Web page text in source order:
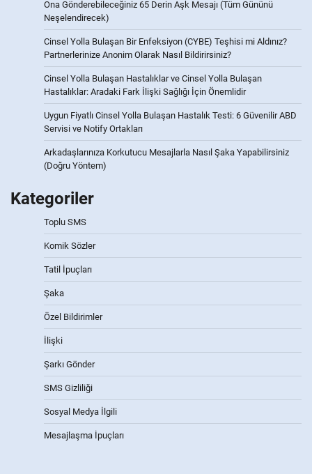
Ona Gönderebileceğiniz 65 Derin Aşk Mesajı (Tüm Gününü
Neşelendirecek)
Cinsel Yolla Bulaşan Bir Enfeksiyon (CYBE) Teşhisi mi Aldınız?
Partnerlerinize Anonim Olarak Nasıl Bildirirsiniz?
Cinsel Yolla Bulaşan Hastalıklar ve Cinsel Yolla Bulaşan
Hastalıklar: Aradaki Fark İlişki Sağlığı İçin Önemlidir
Uygun Fiyatlı Cinsel Yolla Bulaşan Hastalık Testi: 6 Güvenilir ABD
Servisi ve Notify Ortakları
Arkadaşlarınıza Korkutucu Mesajlarla Nasıl Şaka Yapabilirsiniz
(Doğru Yöntem)
Kategoriler
Toplu SMS
Komik Sözler
Tatil İpuçları
Şaka
Özel Bildirimler
İlişki
Şarkı Gönder
SMS Gizliliği
Sosyal Medya İlgili
Mesajlaşma İpuçları